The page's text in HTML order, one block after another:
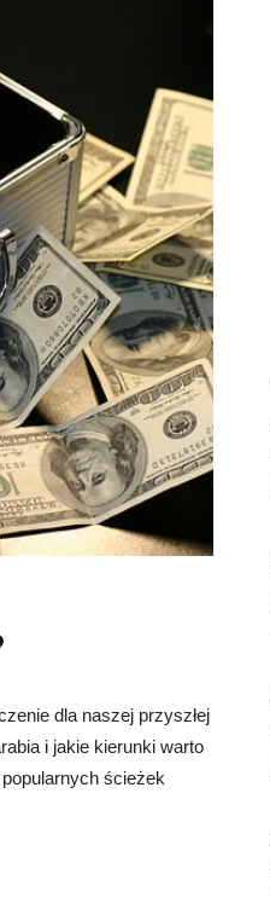
dla naszej przyszłej
i jakie kierunki warto
ścieżek